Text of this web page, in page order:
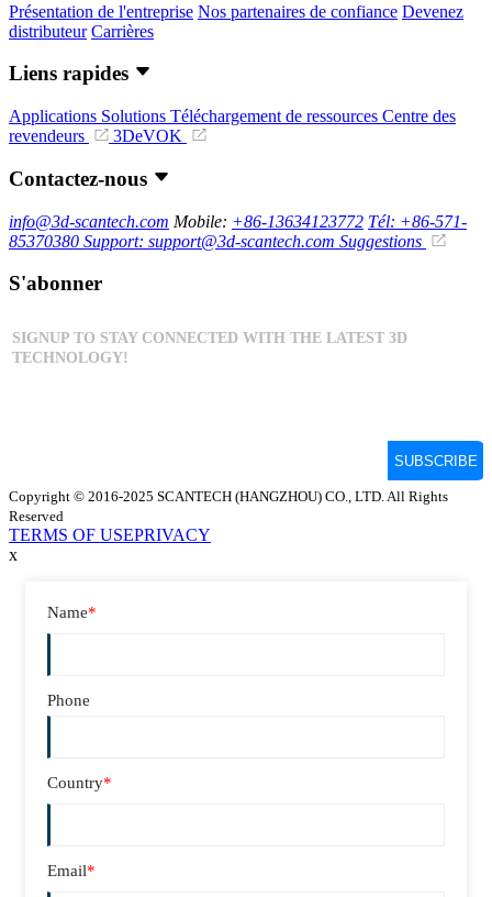
Présentation de l'entreprise Nos partenaires de confiance Devenez
distributeur Carrières
Liens rapides
Applications Solutions Téléchargement de ressources Centre des
revendeurs
3DeVOK
Contactez-nous
info@3d-scantech.com Mobile: +86-13634123772 Tél: +86-571-
85370380 Support: support@3d-scantech.com Suggestions
S'abonner
Copyright © 2016-2025 SCANTECH (HANGZHOU) CO., LTD. All Rights
Reserved
TERMS OF USEPRIVACY
x
Name*
Phone
Country*
Email*